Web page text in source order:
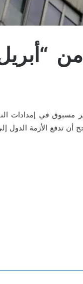
من
مسبوق في إمدادات
تدفع الأزمة الدول